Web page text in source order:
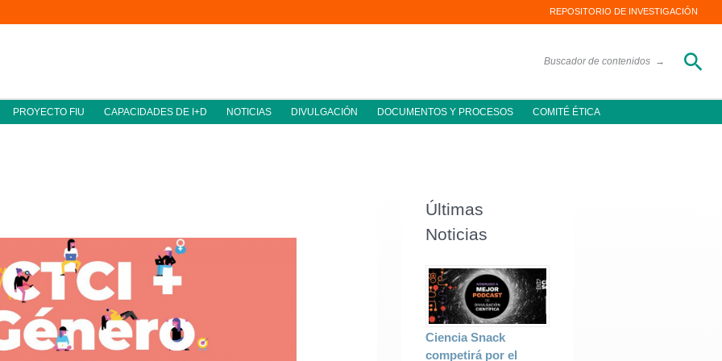
REPOSITORIO DE INVESTIGACIÓN
Buscador de contenidos →
PROYECTO FIU CAPACIDADES DE I+D NOTICIAS DIVULGACIÓN DOCUMENTOS Y PROCESOS COMITÉ ÉTICA
Últimas
Noticias
Ciencia Snack
competirá por el